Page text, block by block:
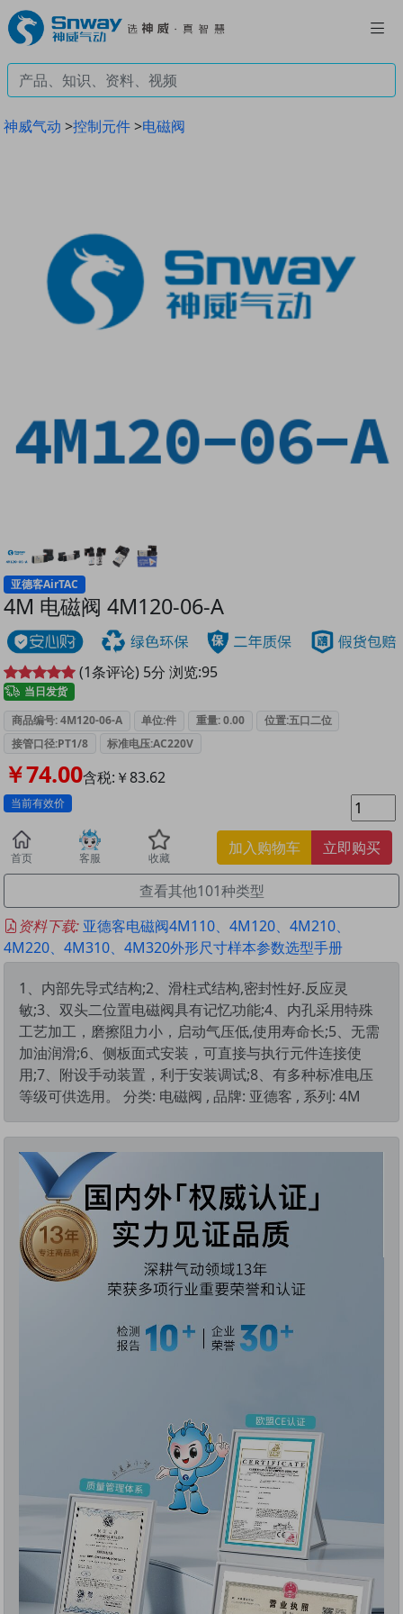
神威气动 >控制元件>电磁阀
亚德客AirTAC
4M 电磁阀 4M120-06-A
(1条评论) 5分 浏览:95
当日发货
商品编号: 4M120-06-A
单位:件 重量: 0.00
位置:五口二位
接管口径:PT1/8
标准电压:AC220V
￥74.00含税:￥83.62
当前有效价
首页 客服 收藏
加入购物车 立即购买
查看其他101种类型
资料下载: 亚德客电磁阀4M110、4M120、4M210、
4M220、4M310、4M320外形尺寸样本参数选型手册
1、内部先导式结构;2、滑柱式结构,密封性好.反应灵
敏;3、双头二位置电磁阀具有记忆功能;4、内孔采用特殊
工艺加工，磨擦阻力小，启动气压低,使用寿命长;5、无需
加油润滑;6、侧板面式安装，可直接与执行元件连接使
用;7、附设手动装置，利于安装调试;8、有多种标准电压
等级可供选用。 分类: 电磁阀 , 品牌: 亚德客 , 系列: 4M